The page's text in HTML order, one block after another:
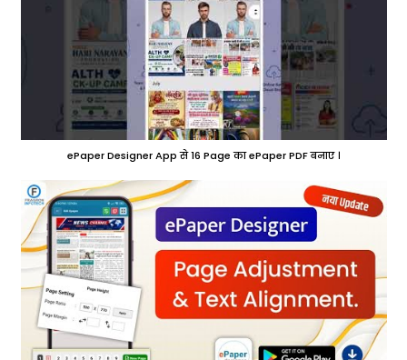
ePaper Designer App से 16 Page का ePaper PDF बनाए ।